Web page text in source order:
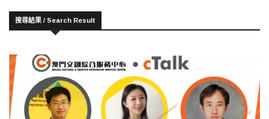
搜尋結果 / Search Result